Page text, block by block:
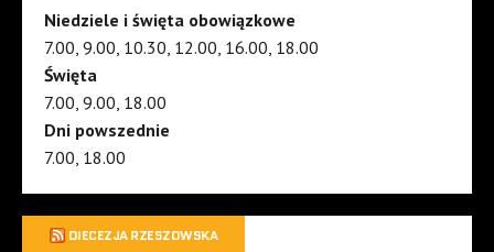
Niedziele i święta obowiązkowe
7.00, 9.00, 10.30, 12.00, 16.00, 18.00
Święta
7.00, 9.00, 18.00
Dni powszednie
7.00, 18.00
DIECEZJA RZESZOWSKA